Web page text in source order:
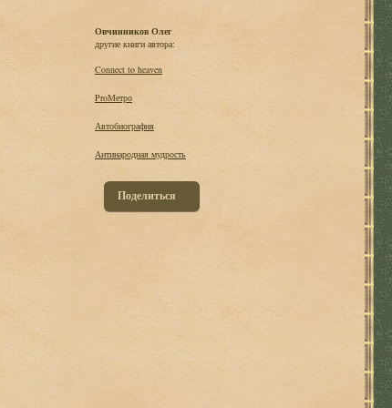
Овчинников Олег
другие книги автора:
Connect to heaven
ProМетро
Автобиография
Антинародная мудрость
Поделиться